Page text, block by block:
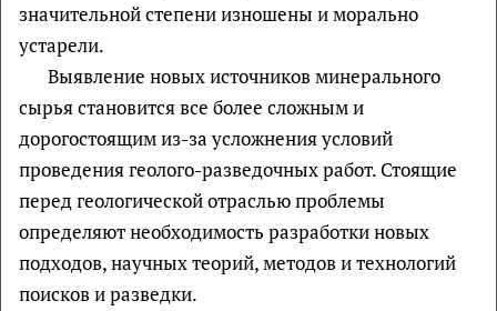
значительной степени изношены и морально
устарели.
Выявление новых источников минерального
сырья становится все более сложным и
дорогостоящим из-за усложнения условий
проведения геолого-разведочных работ. Стоящие
перед геологической отраслью проблемы
определяют необходимость разработки новых
подходов, научных теорий, методов и технологий
поисков и разведки.